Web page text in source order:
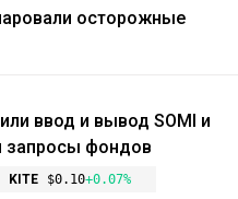
осторожные
ввод и вывод SOMI и
запросы фондов
KITE $0.10+0.07%